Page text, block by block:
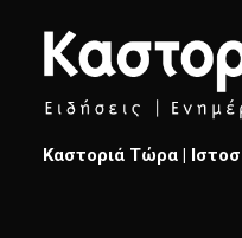
Καστοριά Τώρα |